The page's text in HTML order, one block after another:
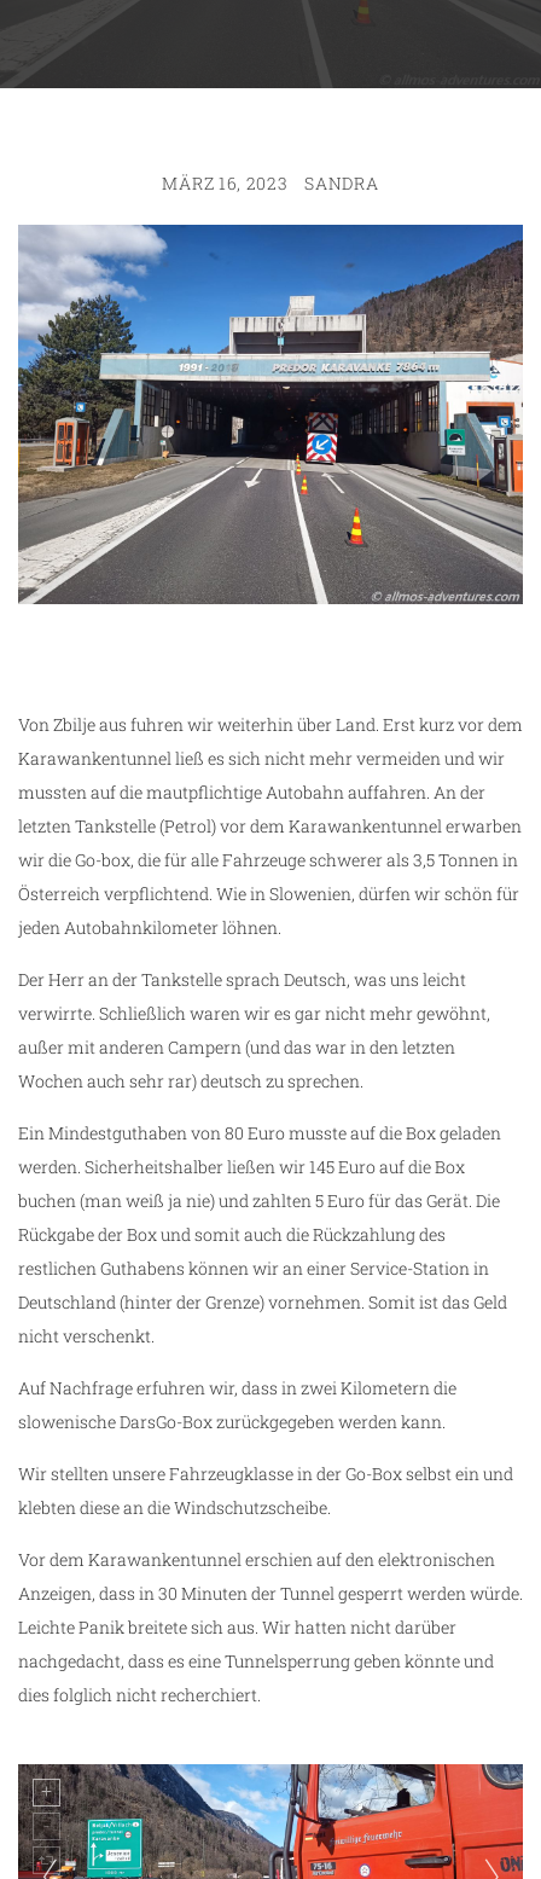
MÄRZ 16, 2023 SANDRA
Von Zbilje aus fuhren wir weiterhin über Land. Erst kurz vor dem
Karawankentunnel ließ es sich nicht mehr vermeiden und wir
mussten auf die mautpflichtige Autobahn auffahren. An der
letzten Tankstelle (Petrol) vor dem Karawankentunnel erwarben
wir die Go-box, die für alle Fahrzeuge schwerer als 3,5 Tonnen in
Österreich verpflichtend. Wie in Slowenien, dürfen wir schön für
jeden Autobahnkilometer löhnen.
Der Herr an der Tankstelle sprach Deutsch, was uns leicht
verwirrte. Schließlich waren wir es gar nicht mehr gewöhnt,
außer mit anderen Campern (und das war in den letzten
Wochen auch sehr rar) deutsch zu sprechen.
Ein Mindestguthaben von 80 Euro musste auf die Box geladen
werden. Sicherheitshalber ließen wir 145 Euro auf die Box
buchen (man weiß ja nie) und zahlten 5 Euro für das Gerät. Die
Rückgabe der Box und somit auch die Rückzahlung des
restlichen Guthabens können wir an einer Service-Station in
Deutschland (hinter der Grenze) vornehmen. Somit ist das Geld
nicht verschenkt.
Auf Nachfrage erfuhren wir, dass in zwei Kilometern die
slowenische DarsGo-Box zurückgegeben werden kann.
Wir stellten unsere Fahrzeugklasse in der Go-Box selbst ein und
klebten diese an die Windschutzscheibe.
Vor dem Karawankentunnel erschien auf den elektronischen
Anzeigen, dass in 30 Minuten der Tunnel gesperrt werden würde.
Leichte Panik breitete sich aus. Wir hatten nicht darüber
nachgedacht, dass es eine Tunnelsperrung geben könnte und
dies folglich nicht recherchiert.